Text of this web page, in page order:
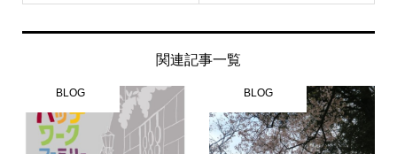
関連記事一覧
BLOG BLOG